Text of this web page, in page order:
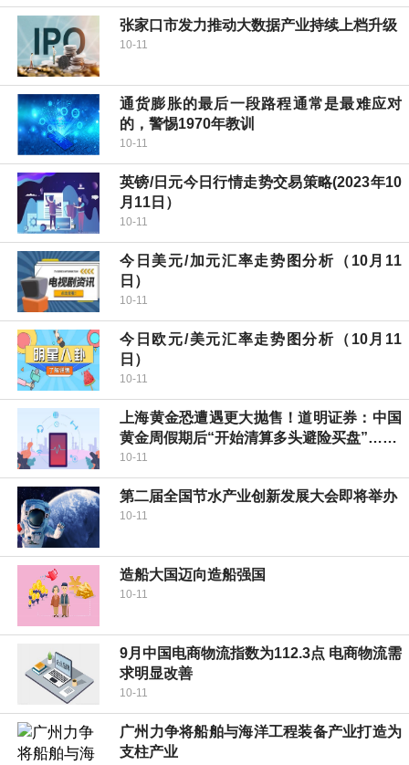
张家口市发力推动大数据产业持续上档升级
10-11
通货膨胀的最后一段路程通常是最难应对
的，警惕1970年教训
10-11
英镑/日元今日行情走势交易策略(2023年10
月11日）
10-11
今日美元/加元汇率走势图分析（10月11
日）
10-11
今日欧元/美元汇率走势图分析（10月11
日）
10-11
上海黄金恐遭遇更大抛售！道明证券：中国
黄金周假期后“开始清算多头避险买盘”……
10-11
第二届全国节水产业创新发展大会即将举办
10-11
造船大国迈向造船强国
10-11
9月中国电商物流指数为112.3点 电商物流需
求明显改善
10-11
广州力争将船舶与海洋工程装备产业打造为
支柱产业